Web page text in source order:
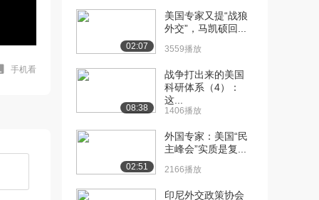
手机看
02:07
美国专家又提“战狼
外交”，马凯硕回...
3559播放
08:38
战争打出来的美国
科研体系（4）：
这...
1406播放
02:51
外国专家：美国“民
主峰会”实质是复...
2166播放
印尼外交政策协会